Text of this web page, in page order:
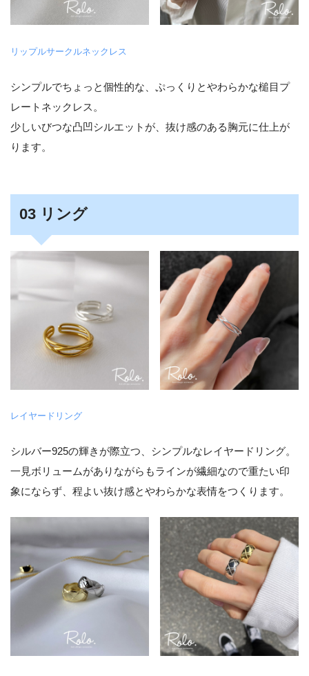
リップルサークルネックレス
シンプルでちょっと個性的な、ぷっくりとやわらかな槌目プ
レートネックレス。
少しいびつな凸凹シルエットが、抜け感のある胸元に仕上が
ります。
03 リング
レイヤードリング
シルバー925の輝きが際立つ、シンプルなレイヤードリング。
一見ボリュームがありながらもラインが繊細なので重たい印
象にならず、程よい抜け感とやわらかな表情をつくります。